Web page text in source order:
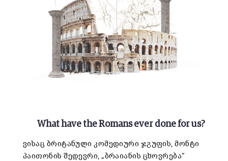
What have the Romans ever done for us?
ვისაც ბრიტანული კომედიური ჯგუფის, მონტი
პაითონის შედევრი, „ბრაიანის ცხოვრება“